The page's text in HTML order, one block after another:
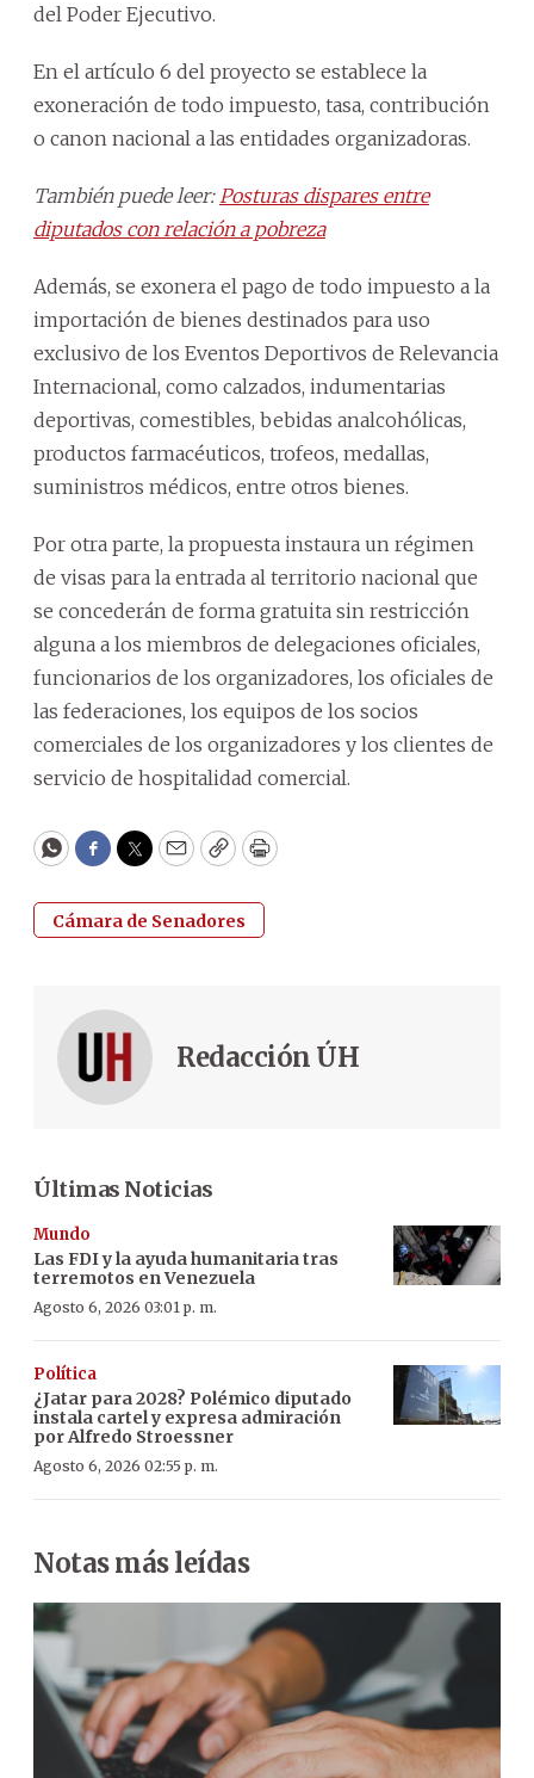
del Poder Ejecutivo.
En el artículo 6 del proyecto se establece la
exoneración de todo impuesto, tasa, contribución
o canon nacional a las entidades organizadoras.
También puede leer: Posturas dispares entre
diputados con relación a pobreza
Además, se exonera el pago de todo impuesto a la
importación de bienes destinados para uso
exclusivo de los Eventos Deportivos de Relevancia
Internacional, como calzados, indumentarias
deportivas, comestibles, bebidas analcohólicas,
productos farmacéuticos, trofeos, medallas,
suministros médicos, entre otros bienes.
Por otra parte, la propuesta instaura un régimen
de visas para la entrada al territorio nacional que
se concederán de forma gratuita sin restricción
alguna a los miembros de delegaciones oficiales,
funcionarios de los organizadores, los oficiales de
las federaciones, los equipos de los socios
comerciales de los organizadores y los clientes de
servicio de hospitalidad comercial.
WhatsApp
Facebook
Twitter
EmailCopyPrint
Cámara de Senadores
Redacción ÚH
Últimas Noticias
Mundo
Las FDI y la ayuda humanitaria tras
terremotos en Venezuela
Agosto 6, 2026 03:01 p. m.
Política
¿Jatar para 2028? Polémico diputado
instala cartel y expresa admiración
por Alfredo Stroessner
Agosto 6, 2026 02:55 p. m.
Notas más leídas